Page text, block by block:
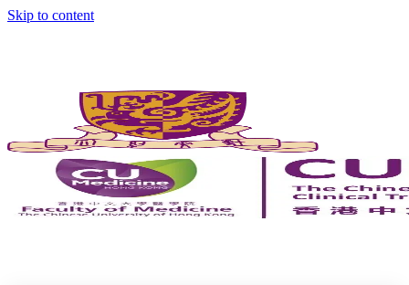
Skip to content